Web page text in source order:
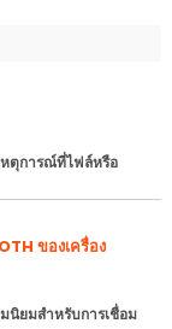
หตุการณ์ที่ไฟล์หรือ
ของเครื่อง
นิยมสำหรับการเชื่อม